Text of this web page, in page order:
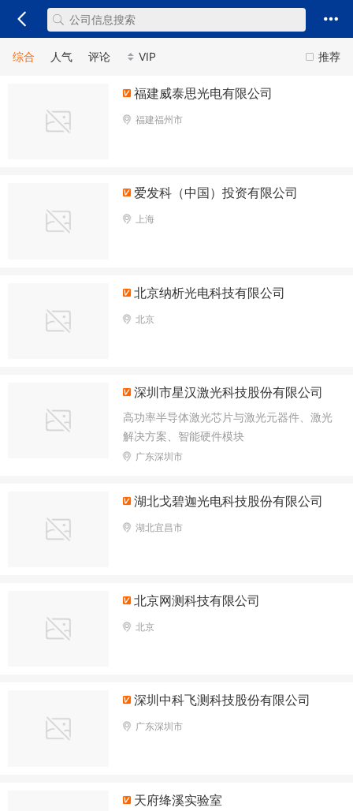
推荐
综合 人气 评论 VIP
福建威泰思光电有限公司
福建福州市
爱发科（中国）投资有限公司
上海
北京纳析光电科技有限公司
北京
深圳市星汉激光科技股份有限公司
高功率半导体激光芯片与激光元器件、激光
解决方案、智能硬件模块
广东深圳市
湖北戈碧迦光电科技股份有限公司
湖北宜昌市
北京网测科技有限公司
北京
深圳中科飞测科技股份有限公司
广东深圳市
天府绛溪实验室